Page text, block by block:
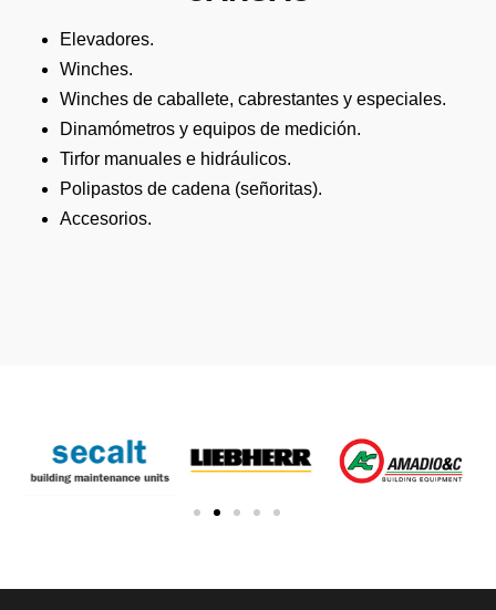
Elevadores.
Winches.
Winches de caballete, cabrestantes y especiales.
Dinamómetros y equipos de medición.
Tirfor manuales e hidráulicos.
Polipastos de cadena (señoritas).
Accesorios.